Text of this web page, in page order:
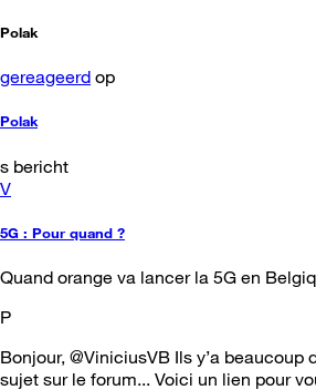
Polak
gereageerd op
Polak
s bericht
V
5G : Pour quand ?
Quand orange va lancer la 5G en
P
Bonjour, @ViniciusVB Ils y’a beaucoup
sujet sur le forum... Voici un lien pour